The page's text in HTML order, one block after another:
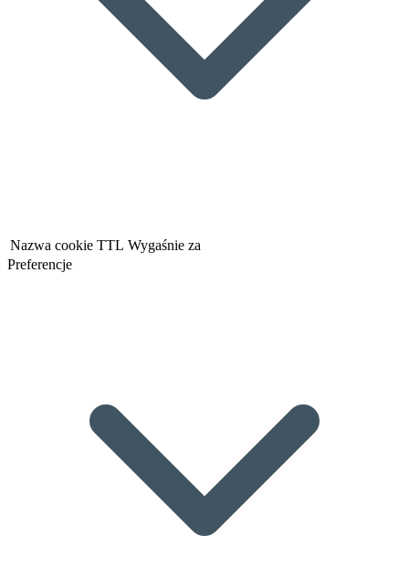
Nazwa cookie TTL Wygaśnie za
Preferencje